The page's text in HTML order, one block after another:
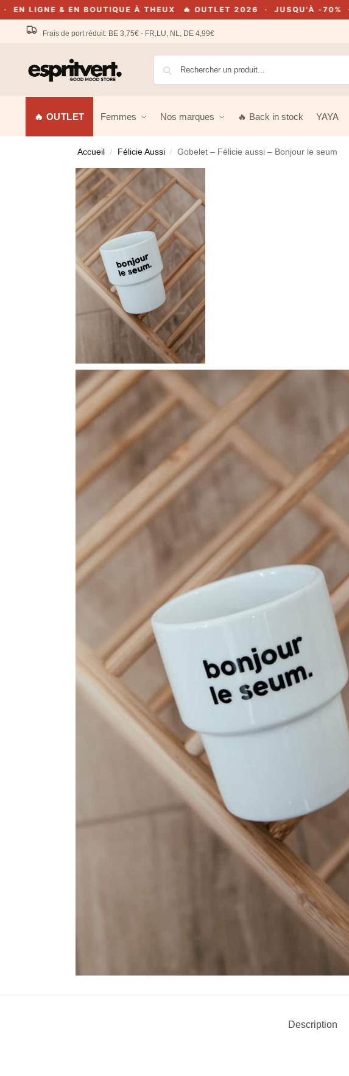
& EN BOUTIQUE À THEUX 🔥 OUTLET 2026 · JUSQU'À -70% · EN
Frais de port réduit: BE 3,75€ - FR,LU, NL, DE 4,99€
🔥 OUTLET Femmes Nos marques 🔥 Back in stock YAYA
Accueil / Félicie Aussi / Gobelet – Félicie aussi – Bonjour le seum
Description